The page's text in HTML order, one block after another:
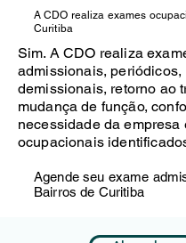
A CDO realiza exames
Curitiba
Sim. A CDO realiza
admissionais, periódicos,
demissionais, retorno ao
mudança de função,
necessidade da empresa
ocupacionais
Agende seu exame
Bairros de Curitiba